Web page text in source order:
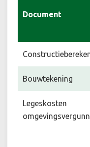
Document
Bouwtekening
Legeskosten